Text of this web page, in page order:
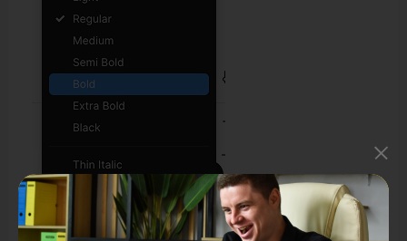
А вот у некоторых шрифтов может быть